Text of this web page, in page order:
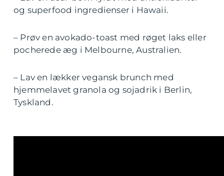
og superfood ingredienser i Hawaii.
– Prøv en avokado-toast med røget laks eller
pocherede æg i Melbourne, Australien.
– Lav en lækker vegansk brunch med
hjemmelavet granola og sojadrik i Berlin,
Tyskland.